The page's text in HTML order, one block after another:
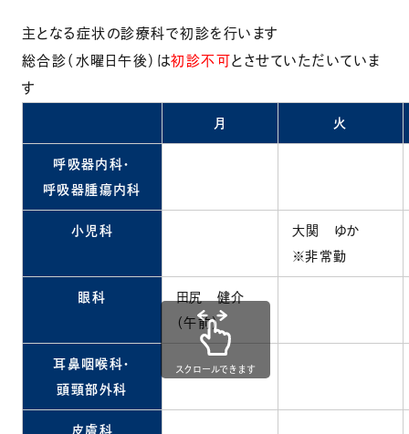
主となる症状の診療科で初診を行います
総合診（水曜日午後）は初診不可 とさせていただいていま
す
月 火
呼吸器内科・
呼吸器腫瘍内科
小児科
大関 ゆか
※非常勤
眼科
田尻 健介
（午前）
耳鼻咽喉科・
頭頸部外科
皮膚科
スクロールできます